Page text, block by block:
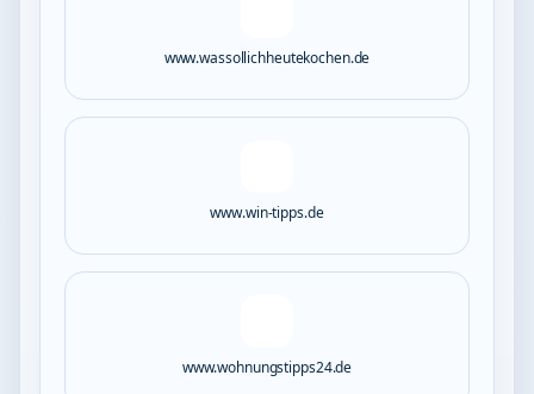
www.wassollichheutekochen.de
www.win-tipps.de
www.wohnungstipps24.de